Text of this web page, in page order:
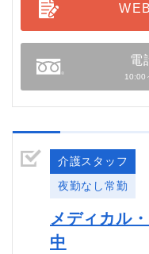
電
10:00
介護スタッフ
夜勤なし常勤
メディカル
中